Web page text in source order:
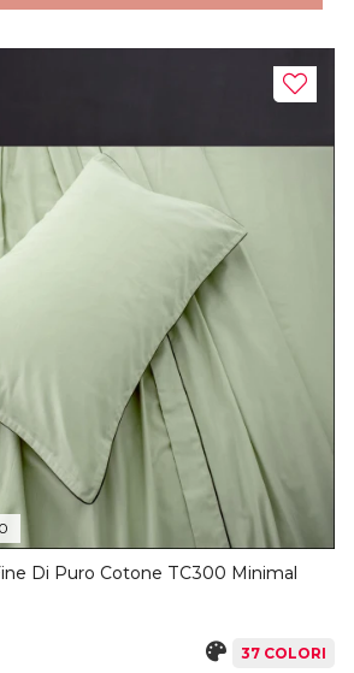
Di Puro Cotone TC300 Minimal
37 COLORI